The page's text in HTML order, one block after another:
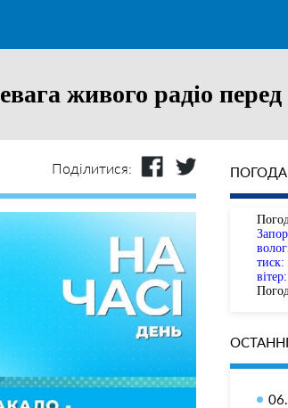
живого радіо
Поділитися:
тиск:
вітер: